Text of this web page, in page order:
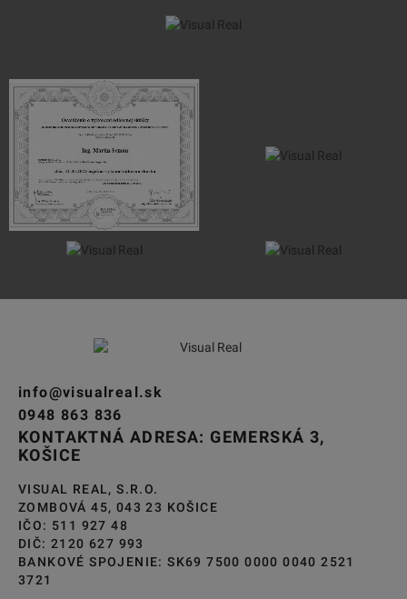
info@visualreal.sk
0948 863 836
KONTAKTNÁ ADRESA: GEMERSKÁ 3,
KOŠICE
VISUAL REAL, S.R.O.
ZOMBOVÁ 45, 043 23 KOŠICE
IČO: 511 927 48
DIČ: 2120 627 993
BANKOVÉ SPOJENIE: SK69 7500 0000 0040 2521
3721